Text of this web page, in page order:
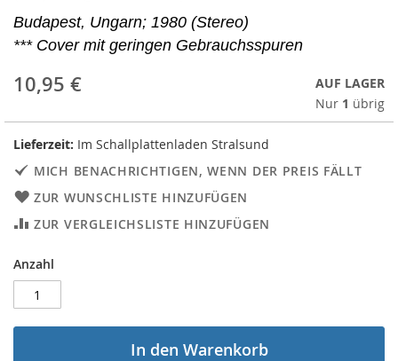
Budapest, Ungarn; 1980 (Stereo)
*** Cover mit geringen Gebrauchsspuren
10,95 €
AUF LAGER
Nur 1 übrig
Lieferzeit: Im Schallplattenladen Stralsund
MICH BENACHRICHTIGEN, WENN DER PREIS FÄLLT
ZUR WUNSCHLISTE HINZUFÜGEN
ZUR VERGLEICHSLISTE HINZUFÜGEN
Anzahl
In den Warenkorb